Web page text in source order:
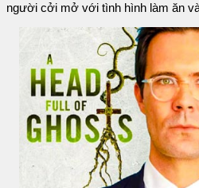
người cởi mở với tình hình làm ăn